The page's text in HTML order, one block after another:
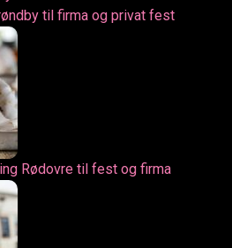
til firma og privat fest
Rødovre til fest og firma